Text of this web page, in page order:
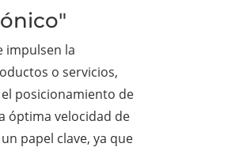
impulsen la
o servicios,
posicionamiento de
óptima velocidad de
papel clave, ya que